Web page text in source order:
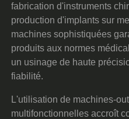
fabrication d'instruments
production d'implants sur
machines sophistiquées
produits aux normes
un usinage de haute
fiabilité.
L'utilisation de machines-
multifonctionnelles accroît